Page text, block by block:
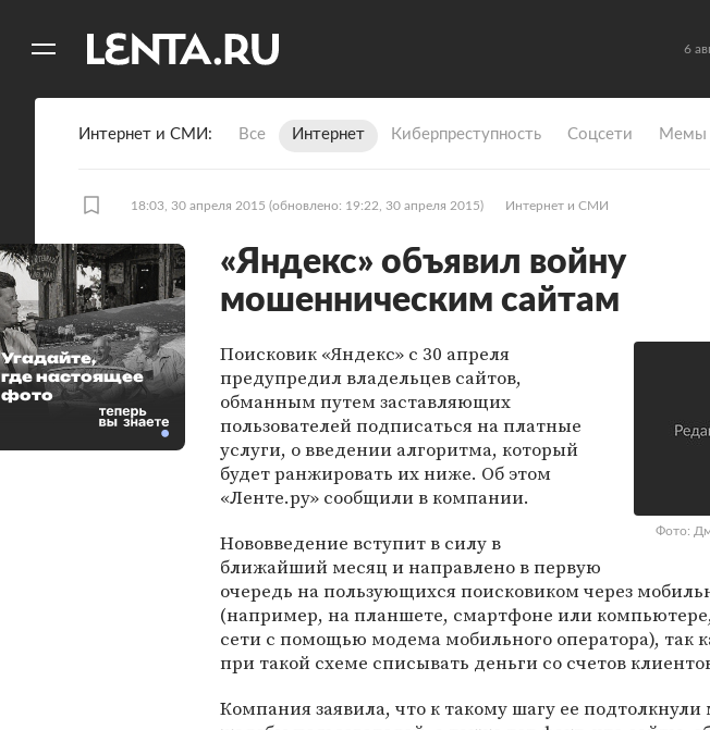
6
Интернет и СМИ Все Интернет Киберпреступность Coцсети Мемы
18:03, 30 апреля 2015 (обновлено: 19:22, 30 апреля 2015) Интернет и СМИ
«Яндекс» объявил войну
мошенническим сайтам
Фото:
Поисковик «Яндекс» с 30 апреля
предупредил владельцев сайтов,
обманным путем заставляющих
пользователей подписаться на платные
услуги, о введении алгоритма, который
будет ранжировать их ниже. Об этом
«Ленте.ру» сообщили в компании.
Нововведение вступит в силу в
ближайший месяц и направлено в первую
очередь на пользующихся поисковиком через
(например, на планшете, смартфоне или
сети с помощью модема мобильного оператора), так
при такой схеме списывать деньги со счетов
Компания заявила, что к такому шагу ее
Угадайте,
где настоящее
фото